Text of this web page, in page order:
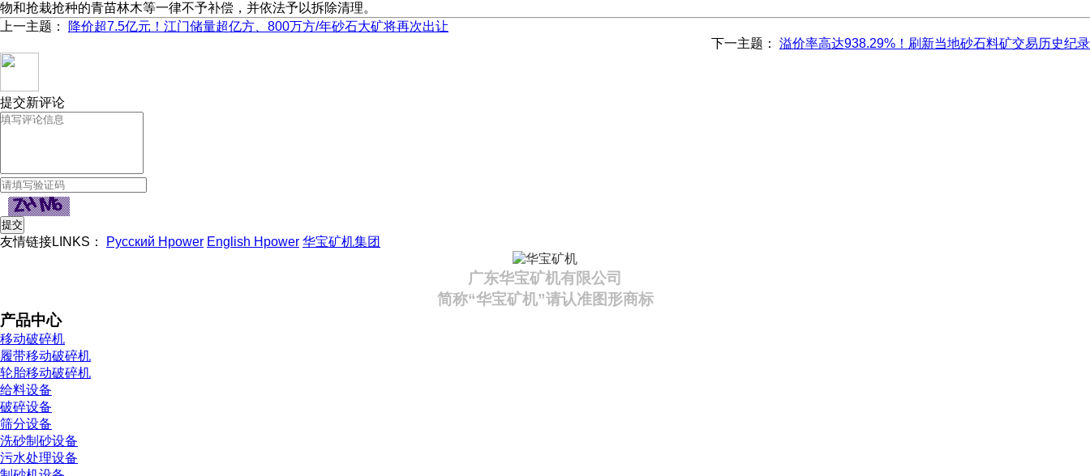
物和抢栽抢种的青苗林木等一律不予补偿，并依法予以拆除清理。
上一主题：
降价超7.5亿元！江门储量超亿方、800万方/年砂石大矿将再次出让
下一主题： 溢价率高达938.29%！刷新当地砂石料矿交易历史纪录
提交新评论
友情链接LINKS： Русский Hpower English Hpower 华宝矿机集团
广东华宝矿机有限公司
简称“华宝矿机”请认准图形商标
产品中心
移动破碎机
履带移动破碎机
轮胎移动破碎机
给料设备
破碎设备
筛分设备
洗砂制砂设备
污水处理设备